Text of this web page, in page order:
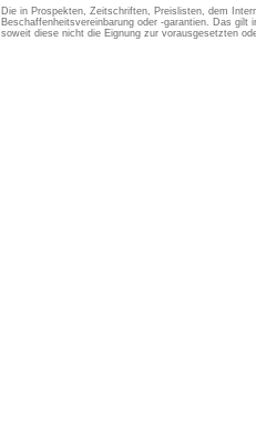
Die in Prospekten, Zeitschriften, Preislisten, dem
Beschaffenheitsvereinbarung oder -garantien. Das
soweit diese nicht die Eignung zur vorausgesetzten